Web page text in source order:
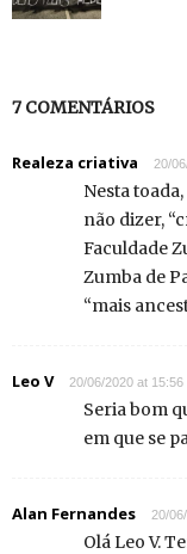
7 COMENTÁRIOS
Realeza criativa 20/
Nesta
não dizer,
Faculdade
Zumba de
“mais
Leo V 20/06/2020 at 15:56
Seria bom
em que se
Alan Fernandes 20/
Olá Leo V.